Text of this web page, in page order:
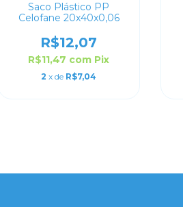
Saco Plástico PP
Celofane 20x40x0,06
R$12,07
R$11,47 com Pix
2 x de R$7,04